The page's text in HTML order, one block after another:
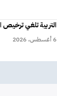
التربية تلغي ترخيص
6 أغسطس، 2026